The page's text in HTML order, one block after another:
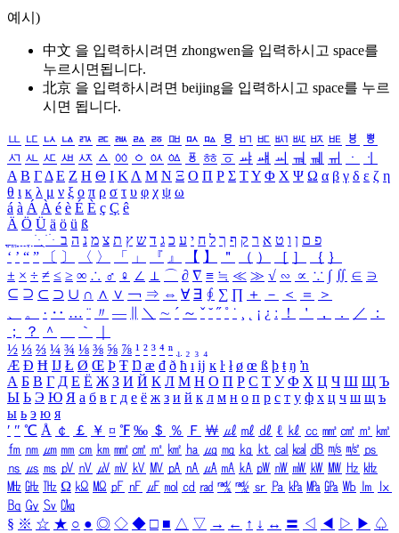
예시)
中文 을 입력하시려면 zhongwen을 입력하시고 space를
누르시면됩니다.
北京 을 입력하시려면 beijing을 입력하시고 space를 누르
시면 됩니다.
ㅥ ㅦ ㅧ ㅨ ㅩ ㅪ ㅫ ㅬ ㅭ ㅮ ㅯ ㅰ ㅱ ㅲ ㅳ ㅴ ㅵ ㅶ ㅷ ㅸ
ㅹ
ㅺ ㅻ ㅼ ㅽ ㅾ ㅿ ㆀ ㆁ ㆂ ㆃ ㆄ ㆅ ㆆ ㆇ ㆈ ㆉ ㆊ ㆋ ㆌ ㆍ
ㆎ
Α Β ΓΔ Ε Ζ Η Θ Ι ΚΛ Μ Ν Ξ Ο Π Ρ Σ ΤΥ Φ Χ Ψ Ω α β γ δ ε ζ η
θ ι κ λ μ ν ξ ο π ρ σ τ υ φ χ ψ ω
á à Á À é è É È ç Ç ê
Ä Ö Ü ä ö ü ß
ִֶֹ ֻּ ׁׂ פ ם ן ו ט א ר ק ף ך ל ח י ע כ ג ד ש ץ ת צ מ נ ה ב
‘ ’ “ ” 〔 〕 〈 〉 「 」 『 』 【 】 ＂ （ ） ［ ］ ｛ ｝
± × ÷ ≠ ≤ ≥ ∞ ∴ ♂ ♀ ∠ ⊥ ⌒ ∂ ∇ ≡ ≒ ≪ ≫ √ ∽ ∝ ∵ ∫ ∬ ∈ ∋
⊆ ⊇ ⊂ ⊃ ∪ ∩ ∧ ∨ ￢ ⇒ ⇔ ∀ ∃ ∮ ∑ ∏ ＋ － ＜ ＝
＞
、
。 · ‥ … ¨ 〃 ― ＼ ∼ ´ ～ ˇ ˘ ˝ ˚ ˙ ¸ ¡ ¿ ː ！ ＇ ， ． ／
：
；
？ ＾ ｀
½ ⅓ ⅔ ¼ ¾ ⅛ ⅜ ⅝ ⅞ ¹ ² ³ ⁴ ⁿ ₁ ₂ ₃ ₄
Æ Ð Ħ Ĳ Ł Ø Œ Þ Ŧ Ŋ æ đ ð ħ ı ĳ ĸ ŀ ł ø œ ß þ ŧ ŋ ŉ
А Б В Г Д Е Ё Ж З И Й К Л М Н О П Р С Т У Ф Х Ц Ч Ш Щ Ъ
Ы Ь Э Ю Я а б в г д е ё ж з и й к л м н о п р с т у ф х ц ч ш щ ъ
ы ь э ю я
′ ″ ℃ Å ￠ ￡ ￥ ¤ ℉ ‰ ＄ ％ Ｆ ￦ ㎕ ㎖ ㎗ ℓ ㎘ ㏄ ㎣ ㎤ ㎥ ㎦
㎙ ㎚ ㎛ ㎜ ㎝ ㎞ ㎟ ㎠ ㎡ ㎢ ㏊ ㎍ ㎎ ㎏ ㏏ ㎈ ㎉ ㏈ ㎧ ㎨ ㎰
㎱ ㎲ ㎳ ㎴ ㎵ ㎶ ㎷ ㎸ ㎹ ㎀ ㎁ ㎂ ㎃ ㎄ ㎺ ㎻ ㎽ ㎾ ㎿ ㎐ ㎑
㎒ ㎓ ㎔ Ω ㏀ ㏁ ㎊ ㎋ ㎌ ㏖ ㏅ ㎭ ㎮ ㎯ ㏛ ㎩ ㎪ ㎫ ㎬ ㏝ ㏐
㏓
㏃ ㏉ ㏜ ㏆
§ ※ ☆ ★ ○ ● ◎ ◇ ◆ □ ■ △ ▽ → ← ↑ ↓ ↔ 〓 ◁ ◀ ▷ ▶ ♤